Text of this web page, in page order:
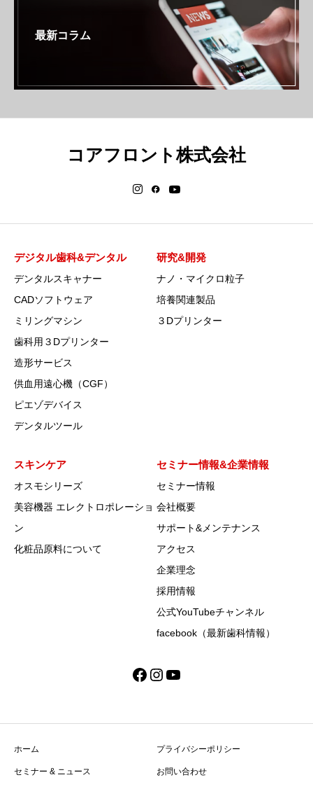
最新コラム
コアフロント株式会社
デジタル歯科&デンタル
デンタルスキャナー
CADソフトウェア
ミリングマシン
歯科用３Dプリンター
造形サービス
供血用遠心機（CGF）
ピエゾデバイス
デンタルツール
研究&開発
ナノ・マイクロ粒子
培養関連製品
３Dプリンター
スキンケア
オスモシリーズ
美容機器 エレクトロポレーショ
ン
化粧品原料について
セミナー情報&企業情報
セミナー情報
会社概要
サポート&メンテナンス
アクセス
企業理念
採用情報
公式YouTubeチャンネル
facebook（最新歯科情報）
Facebook
Instagram
YouTube
ホーム プライバシーポリシー
セミナー & ニュース お問い合わせ